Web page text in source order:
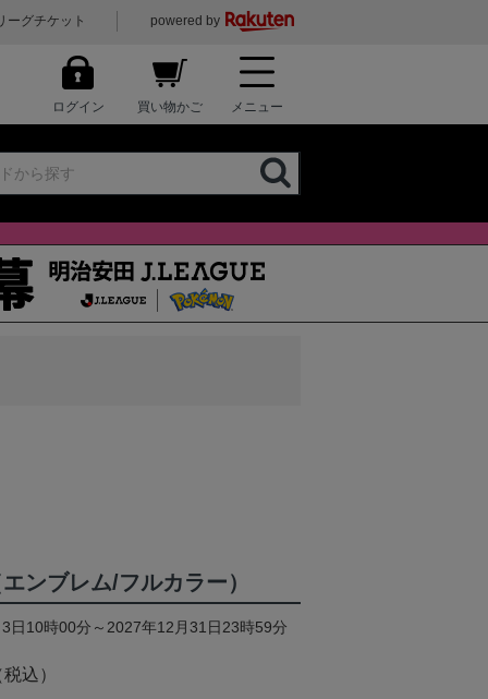
ーグチケット powered by
ログイン 買い物かご メニュー
ンブレム/フルカラー）
日10時00分～2027年12月31日23時59分
込）